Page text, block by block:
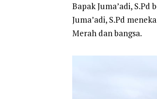
Bapak Juma’adi,
Juma’adi, S.Pd
Merah dan bangsa.